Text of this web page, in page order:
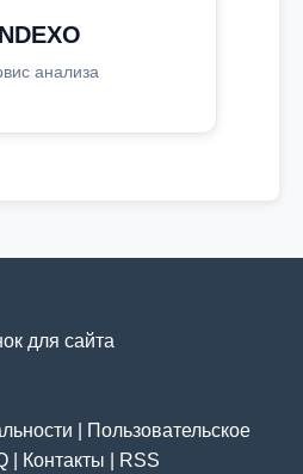
анализа
для сайта
Пользовательское
Контакты RSS